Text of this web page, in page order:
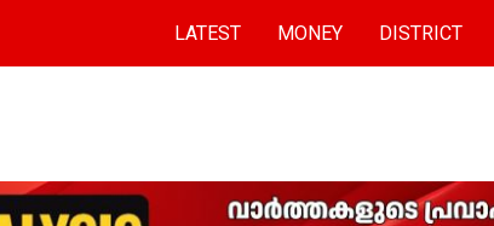
LATEST MONEY DISTRICT